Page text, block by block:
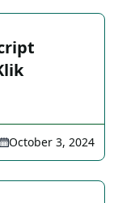
October 3, 2024